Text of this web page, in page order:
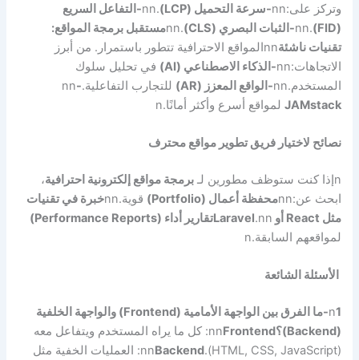
وتركز على:nn-سرعة التحميل (LCP) .
nn-التفاعل السريع
(FID)
.
nn-الثبات البصري (CLS) .
nnمستقبل برمجة المواقع:
تقنيات ناشئةnnالمواقع الاحترافية تتطور باستمرار. من أبرز
الاتجاهات:nn-الذكاء الاصطناعي (AI)
في تحليل سلوك
المستخدم.nn-الواقع المعزز (AR) للتجارب التفاعلية. nn-
JAMstack لمواقع أسرع وأكثر أمانًا.n
نصائح لاختيار فريق تطوير مواقع محترف
nإذا كنت ستوظف مطورين لـبرمجة مواقع إلكترونية احترافية،
ابحث عن:nnمحفظة أعمال (Portfolio) قوية.nnخبرة في تقنيات
مثل React أو Laravel
.nn
تقارير أداء (Performance Reports)
لمواقعهم السابقة.n
الأسئلة الشائعة
n
1-ما الفرق بين الواجهة الأمامية (Frontend) والواجهة الخلفية
(Backend)؟
nnFrontend
: كل ما يراه المستخدم ويتفاعل معه
(HTML, CSS, JavaScript).
nnBackend
: العمليات الخفية مثل